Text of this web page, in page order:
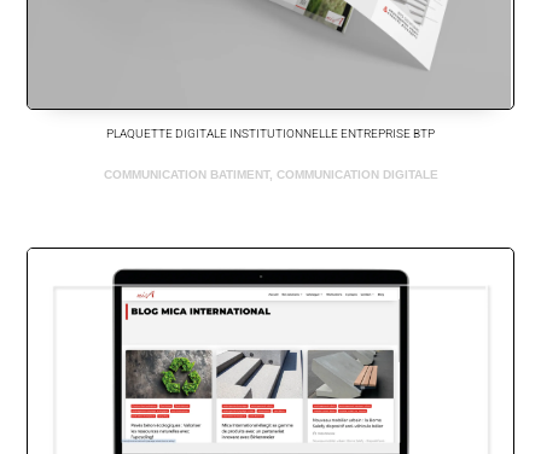
PLAQUETTE DIGITALE INSTITUTIONNELLE ENTREPRISE BTP
COMMUNICATION BATIMENT, COMMUNICATION DIGITALE